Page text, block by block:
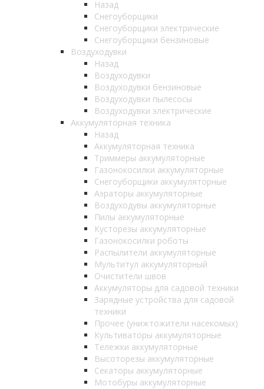
Назад
Снегоуборщики
Снегоуборщики электрические
Снегоуборщики бензиновые
Воздуходувки
Назад
Воздуходувки
Воздуходувки бензиновые
Воздуходувки пылесосы
Воздуходувки электрические
Аккумуляторная техника
Назад
Аккумуляторная техника
Триммеры аккумуляторные
Газонокосилки аккумуляторные
Снегоуборщики аккумуляторные
Аэраторы аккумуляторные
Воздуходувы аккумуляторные
Пилы аккумуляторные
Кусторезы аккумуляторные
Газонокосилки роботы
Распылители аккумуляторные
Мультитул аккумуляторный
Очистители швов
Аккумуляторы для садовой техники
Зарядные устройства для садовой
техники
Прочее (унижтожители насекомых)
Культиваторы аккумуляторные
Тележки аккумуляторные
Высоторезы аккумуляторные
Секаторы аккумуляторные
Мотобуры аккумуляторные